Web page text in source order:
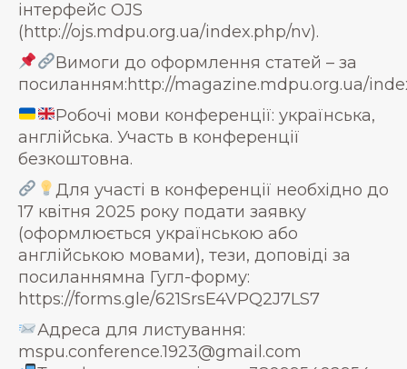
інтерфейс OJS
(http://ojs.mdpu.org.ua/index.php/nv).
Вимоги до оформлення статей – за
посиланням:http://magazine.mdpu.org.ua/
Робочі мови конференції: українська,
англійська. Участь в конференції
безкоштовна.
Для участі в конференції необхідно до
17 квітня 2025 року подати заявку
(оформлюється українською або
англійською мовами), тези, доповіді за
посиланнямна Гугл-форму:
https://forms.gle/621SrsE4VPQ2J7LS7
Адреса для листування:
mspu.conference.1923@gmail.com